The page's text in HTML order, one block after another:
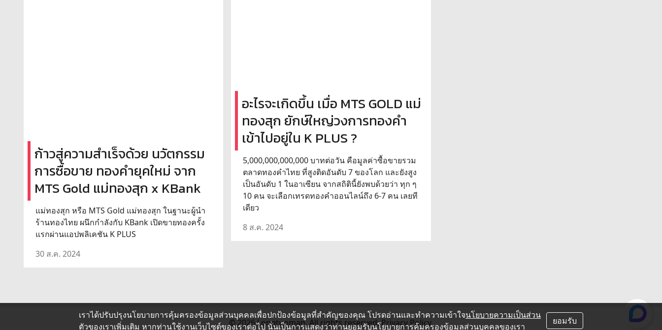
ก้าวสู่ความสำเร็จด้วย นวัตกรรม
การซื้อขาย ทองคำยุคใหม่ จาก
MTS Gold แม่ทองสุก x KBank
แม่ทองสุก หรือ MTS Gold แม่ทองสุก ในฐานะผู้นำ
ร้านทองไทย ผนึกกำลังกับ KBank เปิดขายทองครั้ง
แรกผ่านแอปพลิเคชัน K PLUS
30 ส.ค. 2024
อะไรจะเกิดขึ้น เมื่อ MTS GOLD แม่
ทองสุก ยักษ์ใหญ่วงการทองคำ
เข้าไปอยู่ใน K PLUS ?
5,000,000,000,000 บาทต่อวัน คือมูลค่าซื้อขายรวม
ตลาดทองคำไทย ที่สูงติดอันดับ 7 ของโลก และยังสูง
เป็นอันดับ 1 ในอาเซียน จากสถิตินี้ยังพบด้วยว่า ทุก ๆ
10 คน จะเลือกเทรดทองคำออนไลน์ถึง 6-7 คน เลยที
เดียว
8 ส.ค. 2024
© 2026 Longtunman. All rights reserved.Privacy Policy.
เราได้ปรับปรุงนโยบายการคุ้มครองข้อมูลส่วนบุคคลเพื่อปกป้องข้อมูลที่สำคัญของคุณ โปรดอ่านและทำความเข้าใจนโยบายความเป็นส่วน
ตัวของเราเพิ่มเติม หากท่านใช้งานเว็บไซต์ของเราต่อไป นั่นเป็นการแสดงว่าท่านยอมรับนโยบายการคุ้มครองข้อมูลส่วนบุคคลของเรา
ยอมรับ